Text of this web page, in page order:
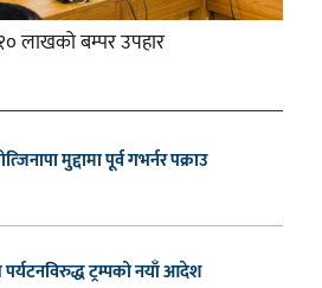
लाखको बम्पर उपहार
मुद्दामा पूर्व गभर्नर पक्राउ
ट्रम्पको नयाँ आदेश